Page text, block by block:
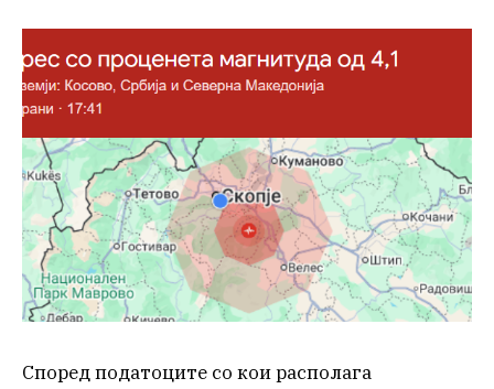
Според податоците со кои располага